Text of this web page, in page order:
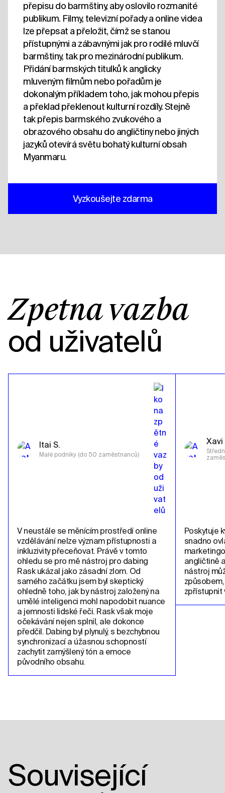
přepisu do barmštiny, aby oslovilo rozmanité
publikum. Filmy, televizní pořady a online videa
lze přepsat a přeložit, čímž se stanou
přístupnými a zábavnými jak pro rodilé mluvčí
barmštiny, tak pro mezinárodní publikum.
Přidání barmských titulků k anglicky
mluveným filmům nebo pořadům je
dokonalým příkladem toho, jak mohou přepis
a překlad překlenout kulturní rozdíly. Stejně
tak přepis barmského zvukového a
obrazového obsahu do angličtiny nebo jiných
jazyků otevírá světu bohatý kulturní obsah
Myanmaru.
Vyzkoušejte zdarma
Zpětná vazba
od uživatelů
Itai S.
Malé podniky (do 50 zaměstnanců)
V neustále se měnícím prostředí online
vzdělávání nelze význam přístupnosti a
inkluzivity přeceňovat. Právě v tomto
ohledu se pro mě nástroj pro dabing
Rask ukázal jako zásadní zlom. Od
samého začátku jsem byl skeptický
ohledně toho, jak by nástroj založený na
umělé inteligenci mohl napodobit nuance
a jemnosti lidské řeči. Rask však moje
očekávání nejen splnil, ale dokonce
předčil. Dabing byl plynulý, s bezchybnou
synchronizací a úžasnou schopností
zachytit zamýšlený tón a emoce
původního obsahu.
Xavi
Poskytuje
snadno
angličtině
nástroj
zpřístupnit
Související